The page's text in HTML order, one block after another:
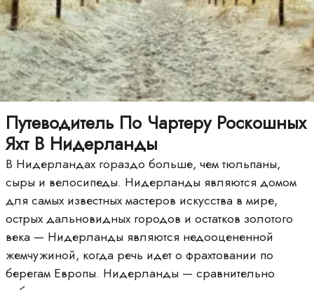
Путеводитель По Чартеру Роскошных
Яхт В Нидерланды
В Нидерландах гораздо больше, чем тюльпаны,
сыры и велосипеды. Нидерланды являются домом
для самых известных мастеров искусства в мире,
острых дальновидных городов и остатков золотого
века — Нидерланды являются недооцененной
жемчужиной, когда речь идет о фрахтовании по
берегам Европы. Нидерланды — сравнительно